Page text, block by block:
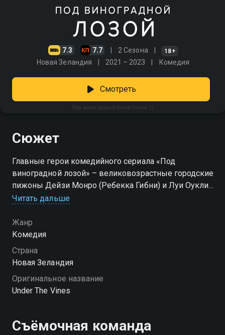
7.3 7.7 2 Сезона 18+
Новая Зеландия 2021 – 2023 Комедия
Под виноградной лозой (сезон 1)
Смотреть
Сюжет
Главные герои комедийного сериала «Под
виноградной лозой» – великовозрастные городские
пижоны Дейзи Монро (Ребекка Гибни) и Луи Оукли
(Чарльз Эдвардс) получают в наследство
новозеландскую глубинку и освоить все
премудрости бизнеса своего родственника (она –
его падчерица, а он – племянник). Сложнее всего
Дейзи и Луи будет найти общий язык, потому что
они просто не переваривают друг друга, но со
временем общее дело сближает их…
бесплатно в хорошем HD качестве на Смотрёшке
Читать дальше
Жанр
Комедия
Страна
Новая Зеландия
Оригинальное название
Under The Vines
Съёмочная команда